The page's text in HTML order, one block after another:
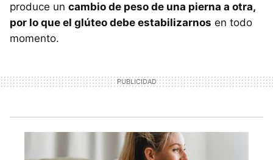
produce un cambio de peso de una pierna a otra,
por lo que el glúteo debe estabilizarnos en todo
momento.